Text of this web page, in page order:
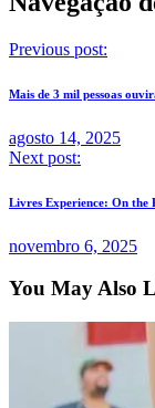
Previous post:
Mais de 3 mil pessoas
agosto 14, 2025
Next post:
Livres Experience: On the
novembro 6, 2025
You May Also